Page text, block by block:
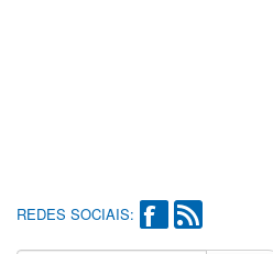
REDES SOCIAIS: